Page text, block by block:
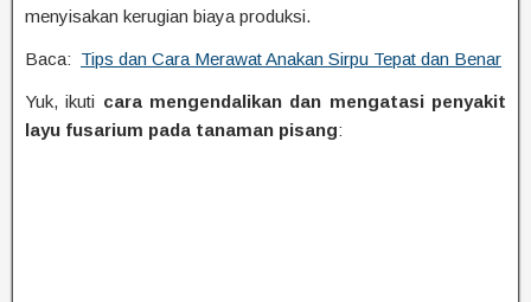
menyisakan kerugian biaya produksi.
Baca: Tips dan Cara Merawat Anakan Sirpu Tepat dan Benar
Yuk, ikuti cara mengendalikan dan mengatasi penyakit
layu fusarium pada tanaman pisang: